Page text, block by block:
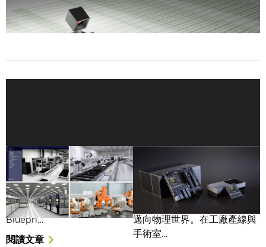
使用 Transformer 產生合成資料：企業資料挑戰的解
決方案
NVIDIA 與美國製造業與機
器人技術領導者， 利用物
理 AI 推動美國再工業化
「Mega」NVIDIA Omniverse
Bluepri…
閱讀文章
NVIDIA IGX Thor 機器人
處理器將即時物理 AI 帶入
工業與醫療邊緣應用
人工智慧（AI）正從數位世界
邁向物理世界。在工廠產線與
手術室…